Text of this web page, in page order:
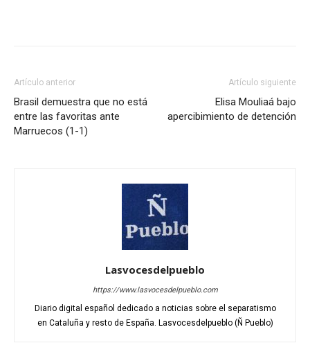
Artículo anterior
Brasil demuestra que no está
entre las favoritas ante
Marruecos (1-1)
Artículo siguiente
Elisa Mouliaá bajo
apercibimiento de detención
Lasvocesdelpueblo
https://www.lasvocesdelpueblo.com
Diario digital español dedicado a noticias sobre el separatismo
en Cataluña y resto de España. Lasvocesdelpueblo (Ñ Pueblo)